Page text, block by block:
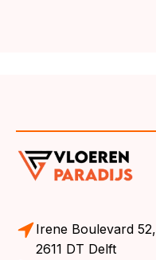
Irene Boulevard 52,
2611 DT Delft